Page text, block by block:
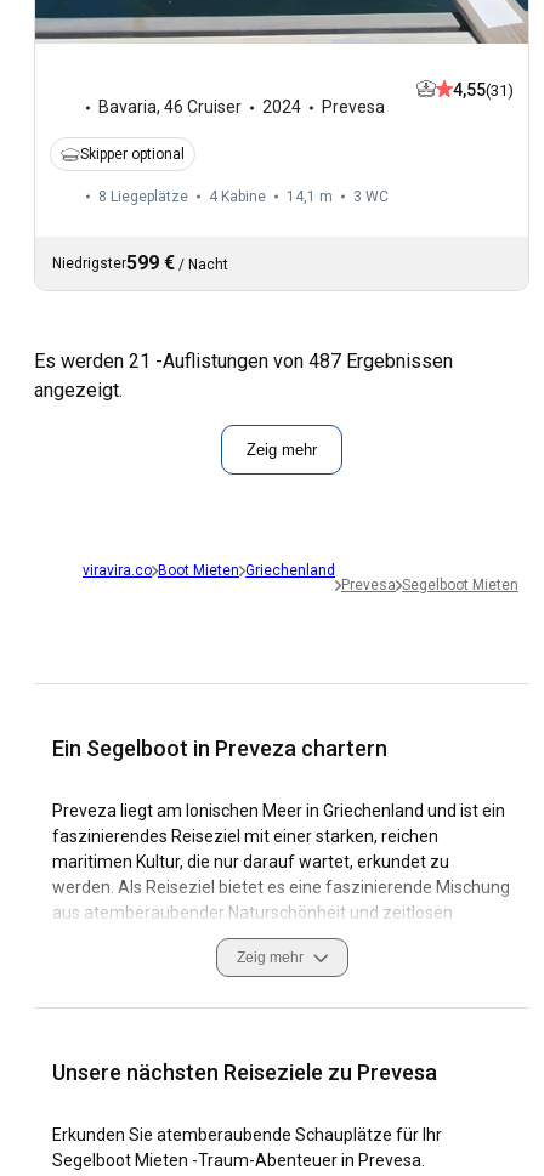
Bavaria, 46 Cruiser 2024 Prevesa
4,55(31)
Skipper optional
8 Liegeplätze 4 Kabine 14,1 m 3 WC
Niedrigster599 € / Nacht
Es werden 21 -Auflistungen von 487 Ergebnissen
angezeigt.
Zeig mehr
viravira.co Boot Mieten Griechenland
Prevesa Segelboot Mieten
Ein Segelboot in Preveza chartern
Preveza liegt am Ionischen Meer in Griechenland und ist ein
faszinierendes Reiseziel mit einer starken, reichen
maritimen Kultur, die nur darauf wartet, erkundet zu
werden. Als Reiseziel bietet es eine faszinierende Mischung
aus atemberaubender Naturschönheit und zeitlosen
historischen Stätten. Wenn Sie eine Segelyacht in Preveza
mieten, erhalten Sie die einmalige Gelegenheit, die
Inselnetz in der Nähe zu erkunden.
Für Segelbegeisterte bietet Preveza hervorragende
von Dienstleistungen anbieten, darunter die renommierte
Preveza Marina, was das Segelboot-Charter in Preveza zu
Zeig mehr
Unsere nächsten Reiseziele zu Prevesa
Erkunden Sie atemberaubende Schauplätze für Ihr
Segelboot Mieten -Traum-Abenteuer in Prevesa.